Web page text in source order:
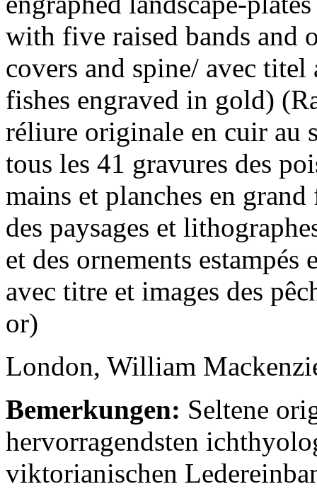
with five raised bands and
covers and spine/ avec
fishes engraved in gold)
réliure originale en cuir au
tous les 41 gravures des
mains et planches en
des paysages et
et des ornements
avec titre et images des
or)
London, William
Bemerkungen: Seltene
hervorragendsten
viktorianischen